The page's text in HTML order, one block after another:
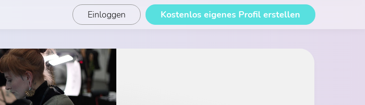
Einloggen Kostenlos eigenes Profil erstellen